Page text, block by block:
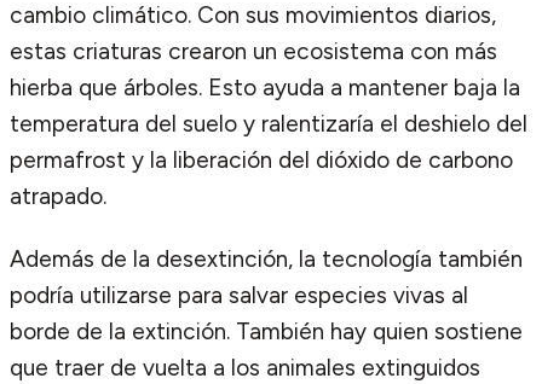
cambio climático. Con sus movimientos diarios,
estas criaturas crearon un ecosistema con más
hierba que árboles. Esto ayuda a mantener baja la
temperatura del suelo y ralentizaría el deshielo del
permafrost y la liberación del dióxido de carbono
atrapado.
Además de la desextinción, la tecnología también
podría utilizarse para salvar especies vivas al
borde de la extinción. También hay quien sostiene
que traer de vuelta a los animales extinguidos